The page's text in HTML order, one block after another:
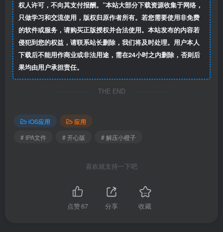
权人许可，不向其支付报酬。”本站大部分下载资源收集于网络，
只做学习和交流使用，版权归原作者所有。若您需要使用非免费
的软件或服务，请购买正版授权并合法使用。本站发布的内容若
侵犯到您的权益，请联系站长删除，我们将及时处理。用户本人
下载后不能用作商业或非法用途，需在24小时之内删除，否则后
果均由用户承担责任。
THE END
iOS应用
应用
# IPA文件
# 开心版 # 解压小橙子
喜欢就支持一下吧
点赞67 分享 收藏